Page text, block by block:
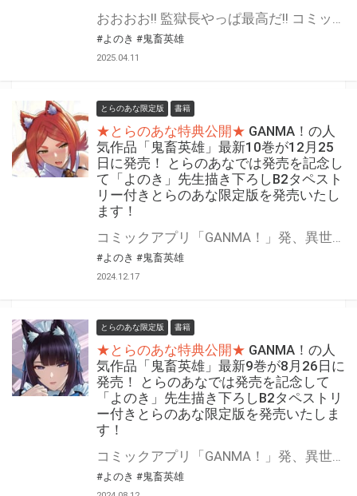
おおおお!! 監獄長やっぱ最高だ!! コミックアプリ「GANMA!」発、異世界エロティックファンタジー第11巻!! 『鬼畜英雄』の第11巻が4月25日(金)に発売！ とらのあなでは発売を記念して「B2タペストリー付き」とらのあな限定版を発売いたします。 イラストは「よのき」先生の描き下ろしイラストです！ とらのあな限定版の数は限られていますので是非お早めにお求めください！
#よのき #鬼畜英雄
2025.04.11
とらのあな限定版 書籍
★とらのあな特典公開★ GANMA！の人
気作品「鬼畜英雄」最新10巻が12月25
日に発売！ とらのあなでは発売を記念し
て「よのき」先生描き下ろしB2タペスト
リー付きとらのあな限定版を発売いたし
ます！
コミックアプリ「GANMA！」発、異世界エロティックファンタジー第10巻!! 「鬼畜英雄」第10巻が12月25日(水)に発売！ とらのあなでは発売を記念して「B2タペストリー」付きとらのあな限定版を発売いたします！ イラストは「よのき」先生の描き下ろしです！ とらのあな限定版は数量限定となりますので是非お早めにお求めください！
#よのき #鬼畜英雄
2024.12.17
とらのあな限定版 書籍
★とらのあな特典公開★ GANMA！の人
気作品「鬼畜英雄」最新9巻が8月26日に
発売！ とらのあなでは発売を記念して
「よのき」先生描き下ろしB2タペストリ
ー付きとらのあな限定版を発売いたしま
す！
コミックアプリ「GANMA！」発、異世界エロティックファンタジー第9巻!! 「鬼畜英雄」第9巻が8月26日(月)に発売！ とらのあなでは発売を記念して「B2タペストリー」付きとらのあな限定版を発売いたします！ イラストは「よのき」先生の描き下ろしです！ とらのあな限定版は数量限定となりますので是非お早めにお求めください！
#よのき #鬼畜英雄